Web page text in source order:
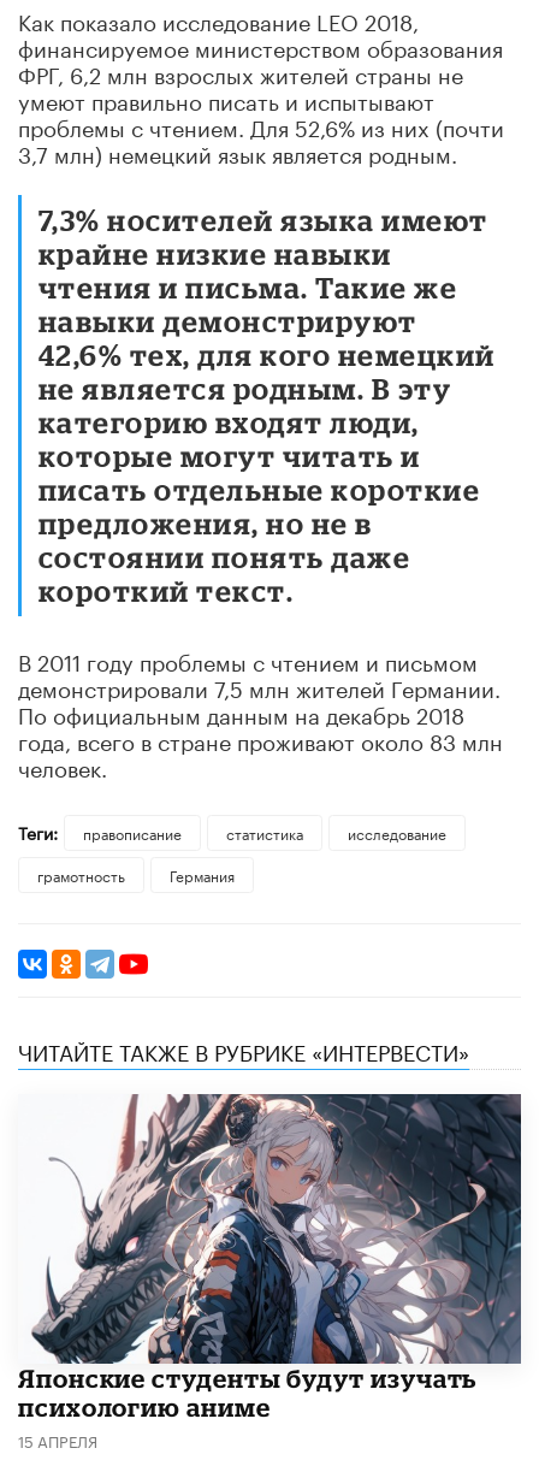
Как показало исследование LEO 2018,
финансируемое министерством образования
ФРГ, 6,2 млн взрослых жителей страны не
умеют правильно писать и испытывают
проблемы с чтением. Для 52,6% из них (почти
3,7 млн) немецкий язык является родным.
7,3% носителей языка имеют
крайне низкие навыки
чтения и письма. Такие же
навыки демонстрируют
42,6% тех, для кого немецкий
не является родным. В эту
категорию входят люди,
которые могут читать и
писать отдельные короткие
предложения, но не в
состоянии понять даже
короткий текст.
В 2011 году проблемы с чтением и письмом
демонстрировали 7,5 млн жителей Германии.
По официальным данным на декабрь 2018
года, всего в стране проживают около 83 млн
человек.
Теги: правописание статистика
исследование
грамотность
Германия
ЧИТАЙТЕ ТАКЖЕ В РУБРИКЕ «ИНТЕРВЕСТИ»
Японские студенты будут изучать
психологию аниме
15 АПРЕЛЯ